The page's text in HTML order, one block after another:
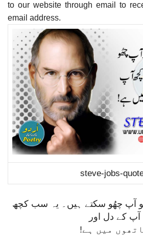
to our website through email to
email address.
steve-jobs-
کو آپ چھُو سکتے ہیں۔ یہ سب کچھ
آپ کے دل اور
میں ہے!